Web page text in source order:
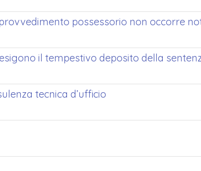
possessorio non occorre
il tempestivo deposito della
tecnica d’ufficio